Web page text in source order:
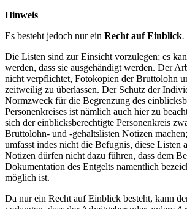
Hinweis
Es besteht jedoch nur ein Recht auf Einblick.
Die Listen sind zur Einsicht vorzulegen; es
werden, dass sie ausgehändigt werden. Der
nicht verpflichtet, Fotokopien der Bruttolohn
zeitweilig zu überlassen. Der Schutz der
Normzweck für die Begrenzung des
Personenkreises ist nämlich auch hier zu
sich der einblicksberechtigte Personenkreis
Bruttolohn- und -gehaltslisten Notizen
umfasst indes nicht die Befugnis, diese Listen
Notizen dürfen nicht dazu führen, dass dem
Dokumentation des Entgelts namentlich
möglich ist.
Da nur ein Recht auf Einblick besteht, kann